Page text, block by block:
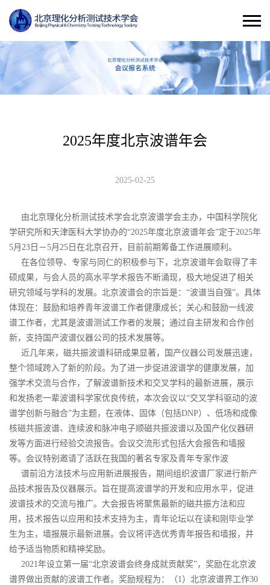
2025年度北京波谱年会
2025-02-25
由北京理化分析测试技术学会北京波谱学会主办，中国科学院化
学研究所和天津医科大学协办的“2025年度北京波谱年会”定于2025年
5月23日－5月25日在北京召开，目前前期筹备工作进展顺利。
在各位领导、专家与同仁的积极参与下，北京波谱年会取得了丰
硕成果，与会人员的高水平学术报告不断涌现，极大地促进了相关
研究领域与学科的发展。北京波谱会的宗旨是：“波谱当自强”。具体
体现在：鼓励和培养青年波谱工作者健康成长；关心和鼓励一线波
谱工作者，尤其是波谱测试工作者的发展；通过自主研发和合作创
新，支持国产波谱仪器公司的技术发展等。
近几年来，磁共振波谱科研成果显著，国产仪器公司发展迅速，
整个领域跨入了新的阶段。为了进一步促进波谱学的健康发展，加
强学术交流与合作，了解波谱新技术和交叉学科的最新进展，展示
和发扬老一辈波谱科学家优良传统，本次会议以“交叉学科驱动的波
谱学创新与融合”为主题，在液体、固体（包括DNP）、低场和成像
核磁共振波谱、连续波和脉冲电子顺磁共振波谱以及国产化仪器研
发等方面进行经验交流报告。会议交流形式包括大会报告和墙报
等。会议特别邀请了活跃在我国的著名专家及青年专家作波
谱前沿方法技术与应用新进展报告，期间组织波谱厂家进行新产
品技术报告及仪器展示。旨在提高波谱学的开发和应用水平，促进
波谱技术的交流与推广。大会报告将聚焦最新的磁共振方法和应
用，技术报告以应用和技术支持为主，青年论坛以在读和刚毕业学
生为主，墙报展示最新进展。会议将评选优秀青年报告和墙报，并
给予适当物质和精神奖励。
2021年设立第一届“北京波谱会终身成就贡献奖”，奖励在北京波
谱界做出贡献的波谱工作者。奖励规程为：（1）北京波谱界工作30